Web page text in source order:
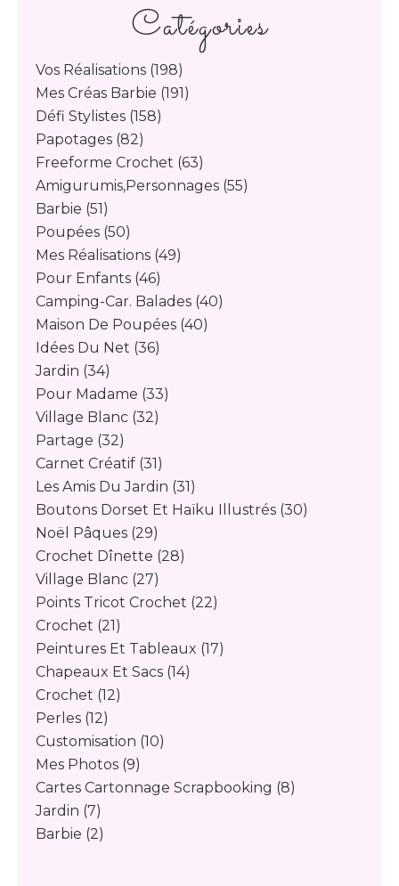
Catégories
Vos Réalisations (198)
Mes Créas Barbie (191)
Défi Stylistes (158)
Papotages (82)
Freeforme Crochet (63)
Amigurumis,personnages (55)
Barbie (51)
Poupées (50)
Mes Réalisations (49)
Pour Enfants (46)
Camping-Car. Balades (40)
Maison De Poupées (40)
Idées Du Net (36)
Jardin (34)
Pour Madame (33)
Village Blanc (32)
Partage (32)
Carnet Créatif (31)
Les Amis Du Jardin (31)
Boutons Dorset Et Haïku Illustrés (30)
Noël Pâques (29)
Crochet Dînette (28)
Village Blanc (27)
Points Tricot Crochet (22)
Crochet (21)
Peintures Et Tableaux (17)
Chapeaux Et Sacs (14)
Crochet (12)
Perles (12)
Customisation (10)
Mes Photos (9)
Cartes Cartonnage Scrapbooking (8)
Jardin (7)
Barbie (2)